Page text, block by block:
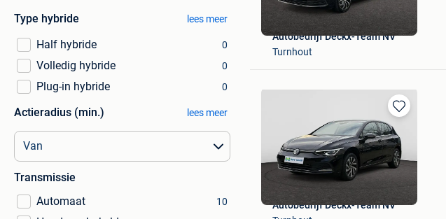
Type hybride lees meer
Half hybride 0
Volledig hybride 0
Plug-in hybride 0
Actieradius (min.) lees meer
Transmissie
Automaat
10
Autobedrijf Deckx-Team NV
Turnhout
Bewaren
in
Mijn
Favorieten
Autobedrijf Deckx-Team NV